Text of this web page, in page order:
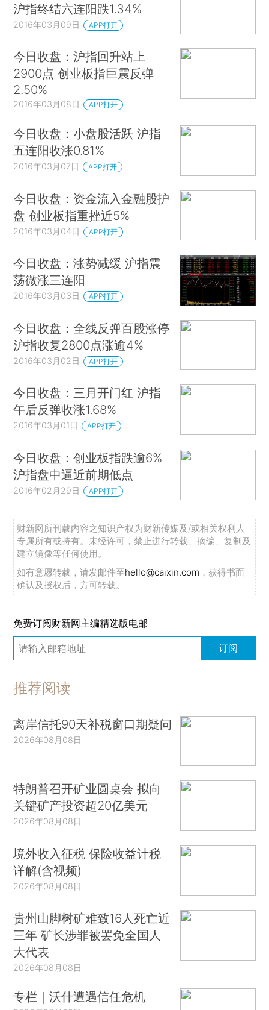
沪指终结六连阳跌1.34%
2016年03月09日 APP打开
今日收盘：沪指回升站上
2900点 创业板指巨震反弹
2.50%
2016年03月08日 APP打开
今日收盘：小盘股活跃 沪指
五连阳收涨0.81%
2016年03月07日 APP打开
今日收盘：资金流入金融股护
盘 创业板指重挫近5%
2016年03月04日 APP打开
今日收盘：涨势减缓 沪指震
荡微涨三连阳
2016年03月03日 APP打开
今日收盘：全线反弹百股涨停
沪指收复2800点涨逾4%
2016年03月02日 APP打开
今日收盘：三月开门红 沪指
午后反弹收涨1.68%
2016年03月01日 APP打开
今日收盘：创业板指跌逾6%
沪指盘中逼近前期低点
2016年02月29日 APP打开
财新网所刊载内容之知识产权为财新传媒及/或相关权利人
专属所有或持有。未经许可，禁止进行转载、摘编、复制及
建立镜像等任何使用。
如有意愿转载，请发邮件至hello@caixin.com ，获得书面
确认及授权后，方可转载。
免费订阅财新网主编精选版电邮
订阅
推荐阅读
离岸信托90天补税窗口期疑问
2026年08月08日
特朗普召开矿业圆桌会 拟向
关键矿产投资超20亿美元
2026年08月08日
境外收入征税 保险收益计税
详解(含视频)
2026年08月08日
贵州山脚树矿难致16人死亡近
三年 矿长涉罪被罢免全国人
大代表
2026年08月08日
专栏｜沃什遭遇信任危机